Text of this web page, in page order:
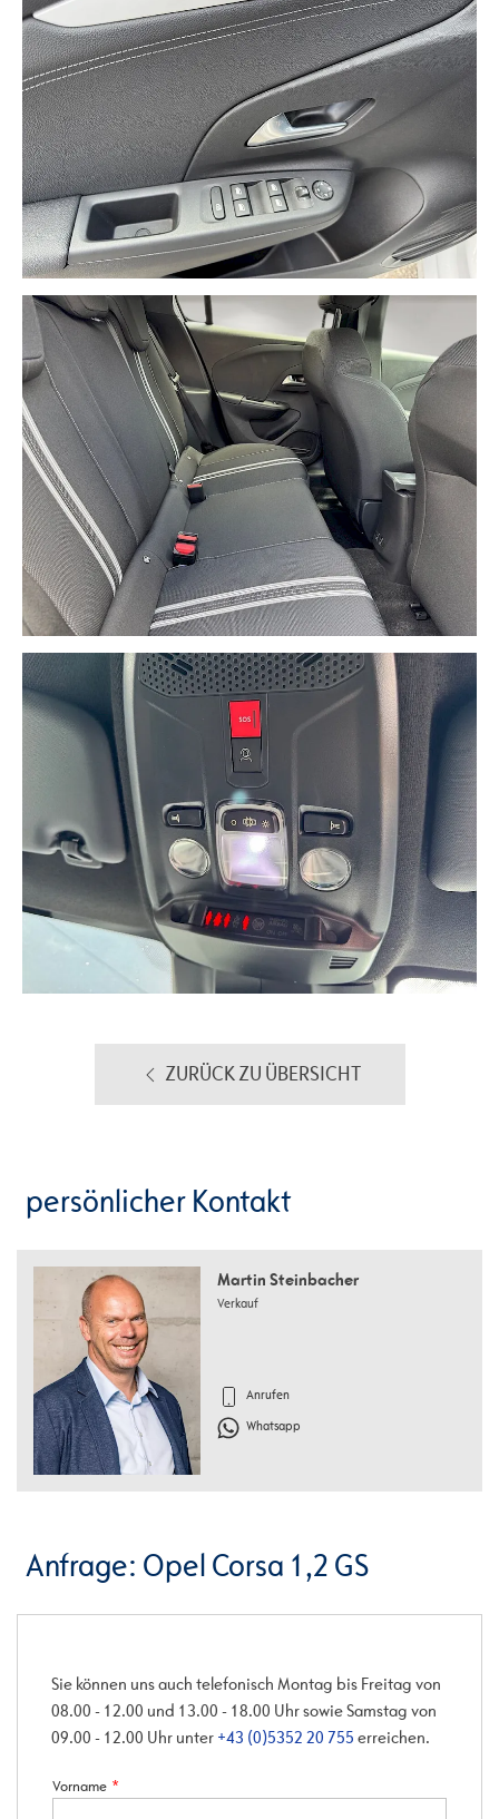
ZURÜCK ZU ÜBERSICHT
persönlicher Kontakt
Martin Steinbacher
Verkauf
Anrufen
Whatsapp
Anfrage: Opel Corsa 1,2 GS
Sie können uns auch telefonisch Montag bis Freitag von
08.00 - 12.00 und 13.00 - 18.00 Uhr sowie Samstag von
09.00 - 12.00 Uhr unter +43 (0)5352 20 755 erreichen.